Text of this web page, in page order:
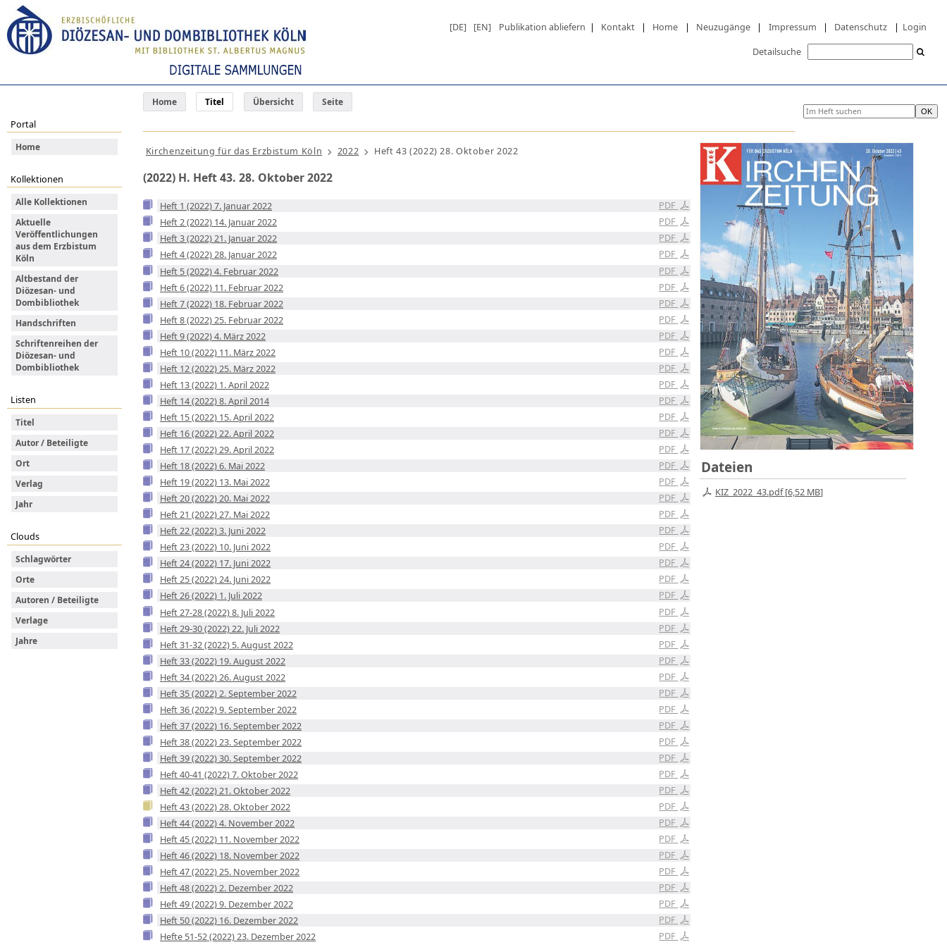
[DE] [EN] Publikation abliefern | Kontakt | Home | Neuzugänge | Impressum | Datenschutz | Login
Detailsuche
Home Titel Übersicht Seite
Portal
Home
Kollektionen
Alle Kollektionen
Aktuelle
Veröffentlichungen
aus dem Erzbistum
Köln
Altbestand der
Diözesan- und
Dombibliothek
Handschriften
Schriftenreihen der
Diözesan- und
Dombibliothek
Listen
Titel
Autor / Beteiligte
Ort
Verlag
Jahr
Clouds
Schlagwörter
Orte
Autoren / Beteiligte
Verlage
Jahre
Kirchenzeitung für das Erzbistum Köln 2022 Heft 43 (2022) 28. Oktober 2022
(2022) H. Heft 43. 28. Oktober 2022
PDF
Heft 1 (2022) 7. Januar 2022
PDF
Heft 2 (2022) 14. Januar 2022
PDF
Heft 3 (2022) 21. Januar 2022
PDF
Heft 4 (2022) 28. Januar 2022
PDF
Heft 5 (2022) 4. Februar 2022
PDF
Heft 6 (2022) 11. Februar 2022
PDF
Heft 7 (2022) 18. Februar 2022
PDF
Heft 8 (2022) 25. Februar 2022
PDF
Heft 9 (2022) 4. März 2022
PDF
Heft 10 (2022) 11. März 2022
PDF
Heft 12 (2022) 25. März 2022
PDF
Heft 13 (2022) 1. April 2022
PDF
Heft 14 (2022) 8. April 2014
PDF
Heft 15 (2022) 15. April 2022
PDF
Heft 16 (2022) 22. April 2022
PDF
Heft 17 (2022) 29. April 2022
PDF
Heft 18 (2022) 6. Mai 2022
PDF
Heft 19 (2022) 13. Mai 2022
PDF
Heft 20 (2022) 20. Mai 2022
PDF
Heft 21 (2022) 27. Mai 2022
PDF
Heft 22 (2022) 3. Juni 2022
PDF
Heft 23 (2022) 10. Juni 2022
PDF
Heft 24 (2022) 17. Juni 2022
PDF
Heft 25 (2022) 24. Juni 2022
PDF
Heft 26 (2022) 1. Juli 2022
PDF
Heft 27-28 (2022) 8. Juli 2022
PDF
Heft 29-30 (2022) 22. Juli 2022
PDF
Heft 31-32 (2022) 5. August 2022
PDF
Heft 33 (2022) 19. August 2022
PDF
Heft 34 (2022) 26. August 2022
PDF
Heft 35 (2022) 2. September 2022
PDF
Heft 36 (2022) 9. September 2022
PDF
Heft 37 (2022) 16. September 2022
PDF
Heft 38 (2022) 23. September 2022
PDF
Heft 39 (2022) 30. September 2022
PDF
Heft 40-41 (2022) 7. Oktober 2022
PDF
Heft 42 (2022) 21. Oktober 2022
PDF
Heft 43 (2022) 28. Oktober 2022
PDF
Heft 44 (2022) 4. November 2022
PDF
Heft 45 (2022) 11. November 2022
PDF
Heft 46 (2022) 18. November 2022
PDF
Heft 47 (2022) 25. November 2022
PDF
Heft 48 (2022) 2. Dezember 2022
PDF
Heft 49 (2022) 9. Dezember 2022
PDF
Heft 50 (2022) 16. Dezember 2022
PDF
Hefte 51-52 (2022) 23. Dezember 2022
Dateien
KIZ_2022_43.pdf [6,52 MB]